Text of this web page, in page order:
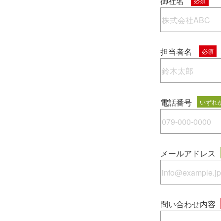
担当者名 必須
電話番号 いずれ
メールアドレス
問い合わせ内容